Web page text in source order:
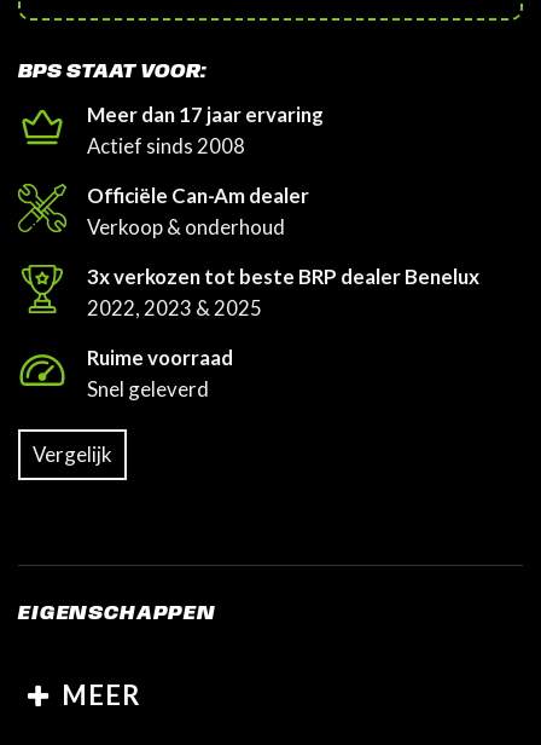
BPS STAAT VOOR:
Meer dan 17 jaar ervaring
Actief sinds 2008
Officiële Can-Am dealer
Verkoop & onderhoud
3x verkozen tot beste BRP dealer Benelux
2022, 2023 & 2025
Ruime voorraad
Snel geleverd
Vergelijk
EIGENSCHAPPEN
MEER